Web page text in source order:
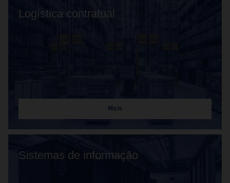
Logística contratual
Mais
Sistemas de informação